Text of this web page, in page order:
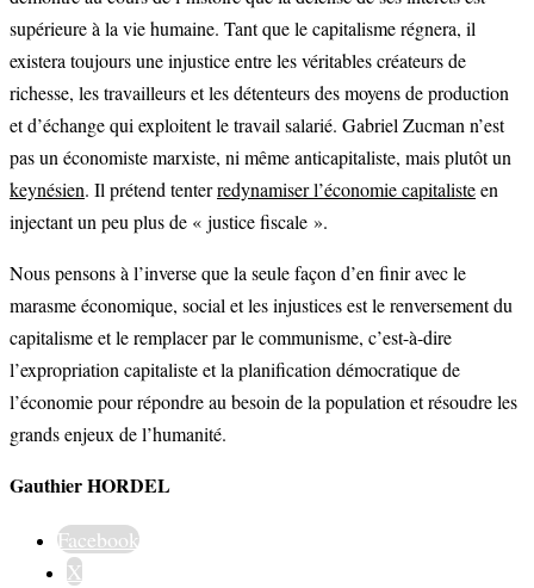
supérieure à la vie humaine. Tant que le capitalisme régnera, il
existera toujours une injustice entre les véritables créateurs de
richesse, les travailleurs et les détenteurs des moyens de production
et d’échange qui exploitent le travail salarié. Gabriel Zucman n’est
pas un économiste marxiste, ni même anticapitaliste, mais plutôt un
keynésien. Il prétend tenterredynamiser l’économie capitalisteen
injectant un peu plus de « justice fiscale ».
Nous pensons à l’inverse que la seule façon d’en finir avec le
marasme économique, social et les injustices est le renversement du
capitalisme et le remplacer par le communisme, c’est-à-dire
l’expropriation capitaliste et la planification démocratique de
l’économie pour répondre au besoin de la population et résoudre les
grands enjeux de l’humanité.
Gauthier HORDEL
Facebook
X